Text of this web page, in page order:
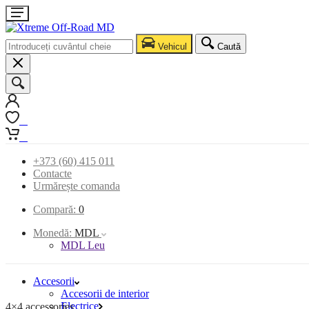
Vehicul Caută
+373 (60) 415 011
Contacte
Urmărește comanda
Compară: 0
Monedă: MDL
MDL Leu
Accesorii
Accesorii de interior
Electrice
4×4 accessories